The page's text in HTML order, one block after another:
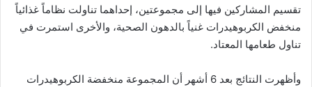
تقسيم المشاركين فيها إلى مجموعتين، إحداهما تناولت نظاماً غذائياً
منخفض الكربوهيدرات غنياً بالدهون الصحية، والأخرى استمرت في
تناول طعامها المعتاد.
وأظهرت النتائج بعد 6 أشهر أن المجموعة منخفضة الكربوهيدرات